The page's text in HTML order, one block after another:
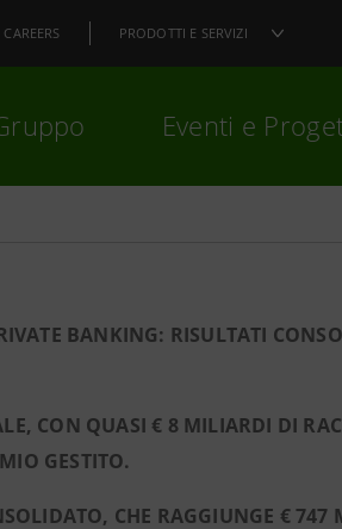
CAREERS PRODOTTI E SERVIZI
Eventi e
BANKING: RISULTATI
CON QUASI € 8 MILIARDI DI
GESTITO.
CHE RAGGIUNGE €